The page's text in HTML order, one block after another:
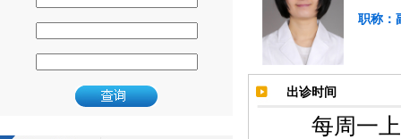
职称：
出诊时间
每周一上